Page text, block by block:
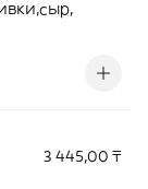
3 445,00 ₸